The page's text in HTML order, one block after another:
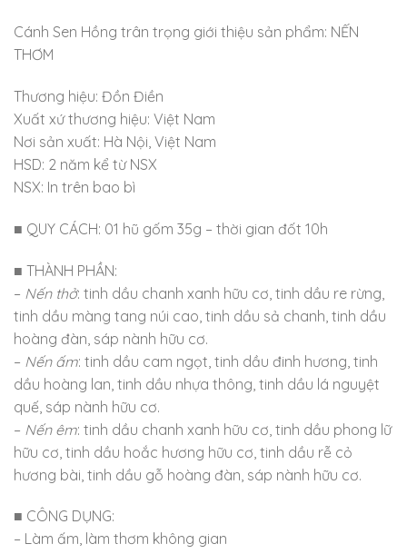
Cánh Sen Hồng trân trọng giới thiệu sản phẩm: NẾN
THƠM
Thương hiệu: Đồn Điền
Xuất xứ thương hiệu: Việt Nam
Nơi sản xuất: Hà Nội, Việt Nam
HSD: 2 năm kể từ NSX
NSX: In trên bao bì
■ QUY CÁCH: 01 hũ gốm 35g – thời gian đốt 10h
■ THÀNH PHẦN:
– Nến thở: tinh dầu chanh xanh hữu cơ, tinh dầu re rừng,
tinh dầu màng tang núi cao, tinh dầu sả chanh, tinh dầu
hoàng đàn, sáp nành hữu cơ.
– Nến ấm: tinh dầu cam ngọt, tinh dầu đinh hương, tinh
dầu hoàng lan, tinh dầu nhựa thông, tinh dầu lá nguyệt
quế, sáp nành hữu cơ.
– Nến êm: tinh dầu chanh xanh hữu cơ, tinh dầu phong lữ
hữu cơ, tinh dầu hoắc hương hữu cơ, tinh dầu rễ cỏ
hương bài, tinh dầu gỗ hoàng đàn, sáp nành hữu cơ.
■ CÔNG DỤNG:
– Làm ấm, làm thơm không gian